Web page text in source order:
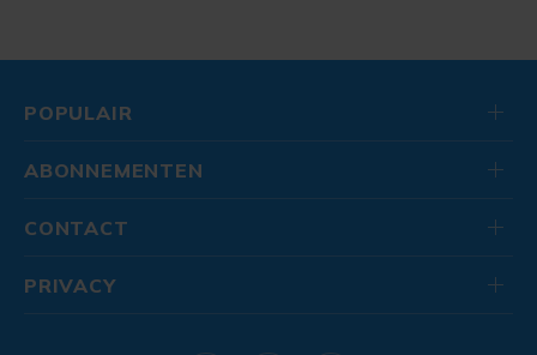
POPULAIR
ABONNEMENTEN
CONTACT
PRIVACY